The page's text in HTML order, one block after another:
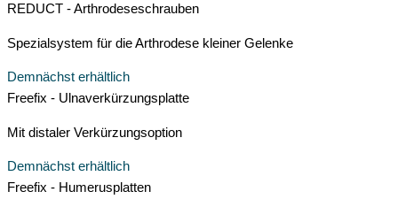
REDUCT - Arthrodeseschrauben
Spezialsystem für die Arthrodese kleiner Gelenke
Demnächst erhältlich
Freefix - Ulnaverkürzungsplatte
Mit distaler Verkürzungsoption
Demnächst erhältlich
Freefix - Humerusplatten